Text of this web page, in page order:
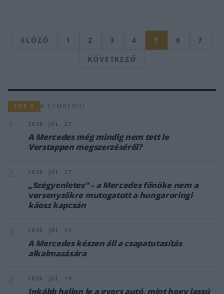
ELŐZŐ 1 2 3 4 5 6
7
KÖVETKEZŐ
TOP 5 A CÍMKÉBŐL
2026. JÚL. 27.
A Mercedes még mindig nem tett le
Verstappen megszerzéséről?
2026. JÚL. 27.
„Szégyenletes” – a Mercedes főnöke nem a
versenyzőkre mutogatott a hungaroringi
káosz kapcsán
2026. JÚL. 21.
A Mercedes készen áll a csapatutasítás
alkalmazására
2026. JÚL. 19.
Inkább haljon le a gyors autó, mint hogy lassú